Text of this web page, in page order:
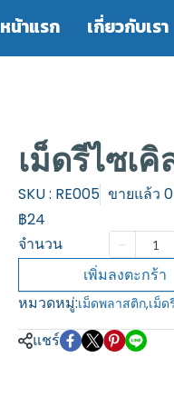
หน้าแรก เกี่ยวกับเรา
เม็ดรีไซเคิ
SKU : RE005 ขายแล้ว
฿24
จำนวน
เพิ่มลงตะกร้า
หมวดหมู่:เม็ดพลาสติก,เม็ด
แชร์